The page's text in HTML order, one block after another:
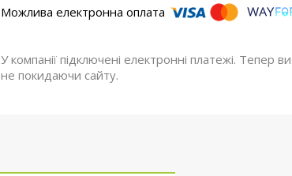
У компанії підключені електронні платежі. Тепер
не покидаючи сайту.